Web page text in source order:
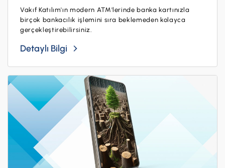
Vakıf Katılım'ın modern ATM'lerinde banka kartınızla
birçok bankacılık işlemini sıra beklemeden kolayca
gerçekleştirebilirsiniz.
Detaylı Bilgi